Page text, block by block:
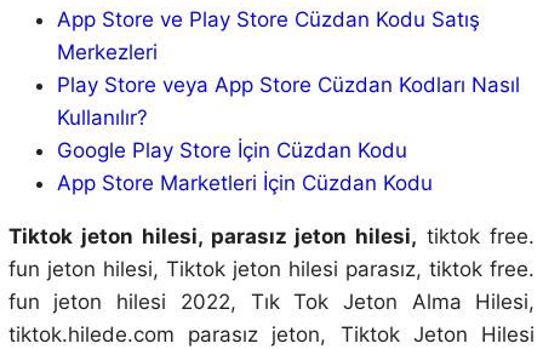
App Store ve Play Store Cüzdan Kodu Satış
Merkezleri
Play Store veya App Store Cüzdan Kodları Nasıl
Kullanılır?
Google Play Store İçin Cüzdan Kodu
App Store Marketleri İçin Cüzdan Kodu
Tiktok jeton hilesi, parasız jeton hilesi, tiktok free.
fun jeton hilesi, Tiktok jeton hilesi parasız, tiktok free.
fun jeton hilesi 2022, Tık Tok Jeton Alma Hilesi,
tiktok.hilede.com parasız jeton, Tiktok Jeton Hilesi